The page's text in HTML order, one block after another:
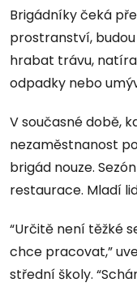
Brigádníky čeká
prostranství,
hrabat trávu,
odpadky nebo
V současné době,
nezaměstnanost
brigád nouze.
restaurace. Mladí
“Určitě není těžké
chce pracovat,”
střední školy.